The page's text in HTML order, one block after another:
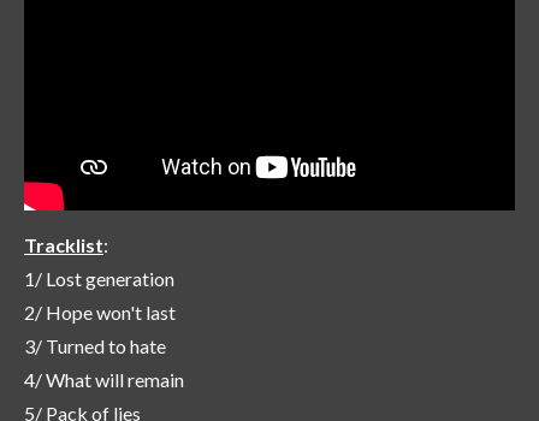
Tracklist:
1/ Lost generation
2/ Hope won't last
3/ Turned to hate
4/ What will remain
5/ Pack of lies